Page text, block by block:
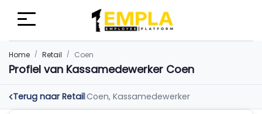
Home Retail Coen
Profiel van Kassamedewerker Coen
Terug naar Retail|Coen, Kassamedewerker